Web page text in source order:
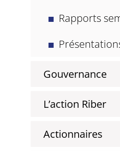
Rapports
Gouvernance
L’action Riber
Actionnaires